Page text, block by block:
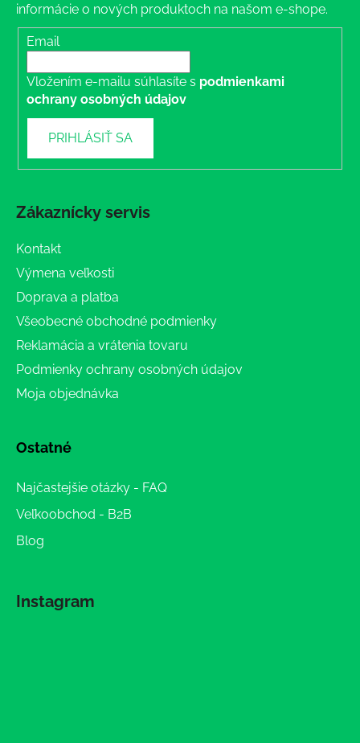
informácie o nových produktoch na našom e-shope.
Email
Vložením e-mailu súhlasíte s podmienkami
ochrany osobných údajov
PRIHLÁSIŤ SA
Zákaznícky servis
Kontakt
Výmena veľkosti
Doprava a platba
Všeobecné obchodné podmienky
Reklamácia a vrátenia tovaru
Podmienky ochrany osobných údajov
Moja objednávka
Ostatné
Najčastejšie otázky - FAQ
Veľkoobchod - B2B
Blog
Instagram